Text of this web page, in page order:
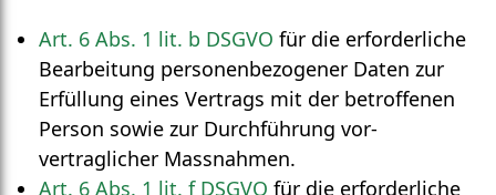
Art. 6 Abs. 1 lit. b DSGVO für die erforderliche
Bearbeitung personen­bezogener Daten zur
Erfüllung eines Vertrags mit der betroffenen
Person sowie zur Durch­führung vor­
vertraglicher Mass­nahmen.
Art. 6 Abs. 1 lit. f DSGVO für die erforderliche